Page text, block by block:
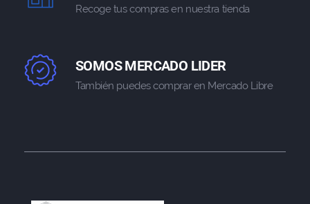
Recoge tus compras en nuestra tienda
SOMOS MERCADO LIDER
También puedes comprar en Mercado Libre